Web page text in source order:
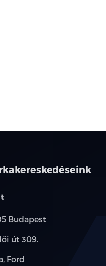
Budapest
út 309.
Ford